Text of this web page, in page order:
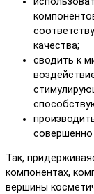
качества;
сводить к
совершенно
Так,
компонентах,
вершины